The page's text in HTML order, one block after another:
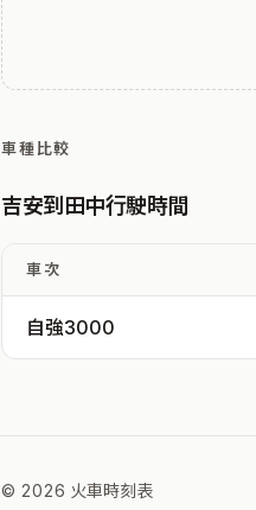
車種比較
吉安到田中行駛時間
車次
自強3000
© 2026 火車時刻表